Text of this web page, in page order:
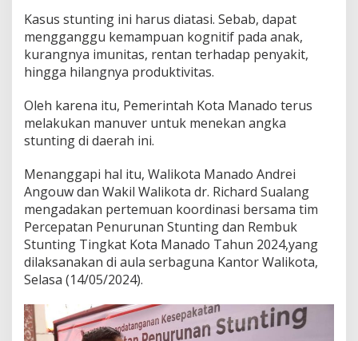
n
a
d
o
T
r
u
s
T
k
a
n
A
n
g
k
a
t
u
n
Kasus stunting ini harus diatasi. Sebab, dapat
mengganggu kemampuan kognitif pada anak,
kurangnya imunitas, rentan terhadap penyakit,
hingga hilangnya produktivitas.
Oleh karena itu, Pemerintah Kota Manado terus
melakukan manuver untuk menekan angka
stunting di daerah ini.
Menanggapi hal itu, Walikota Manado Andrei
Angouw dan Wakil Walikota dr. Richard Sualang
mengadakan pertemuan koordinasi bersama tim
Percepatan Penurunan Stunting dan Rembuk
Stunting Tingkat Kota Manado Tahun 2024,yang
dilaksanakan di aula serbaguna Kantor Walikota,
Selasa (14/05/2024).